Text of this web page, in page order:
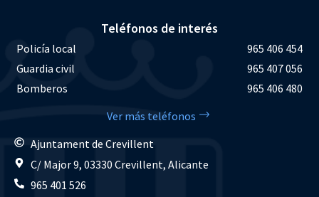
Teléfonos de interés
Policía local
965 406 454
Guardia civil
965 407 056
Bomberos
965 406 480
Ver más teléfonos
Ajuntament de Crevillent
C/ Major 9, 03330 Crevillent, Alicante
965 401 526